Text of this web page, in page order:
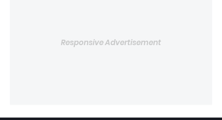
Responsive Advertisement